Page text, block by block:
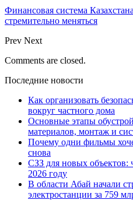
Финансовая система
стремительно меняться
Prev Next
Comments are closed.
Последние новости
Как организовать
вокруг частного дома
Основные этапы
материалов, монтаж и
Почему одни фильмы
снова
СЗЗ для новых объектов:
2026 году
В области Абай начали
электростанции за 759